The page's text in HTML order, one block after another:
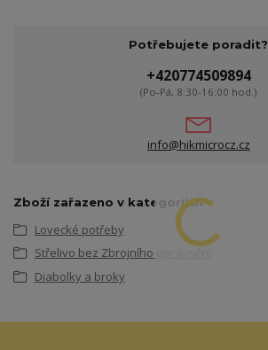
Potřebujete poradit?
+420774509894
(Po-Pá, 8:30-16:00 hod.)
info@hikmicrocz.cz
Zboží zařazeno v kategoriích
Lovecké potřeby
Střelivo bez Zbrojního oprávnění
Diabolky a broky